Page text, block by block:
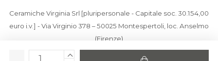
Ceramiche Virginia Srl [pluripersonale - Capitale soc. 30.154,00
euro i.v.] - Via Virginio 378 – 50025 Montespertoli, loc. Anselmo
(Firenze)
C.F. e P.IVA: IT00436100481 - REA: FI-227733 - PEC: